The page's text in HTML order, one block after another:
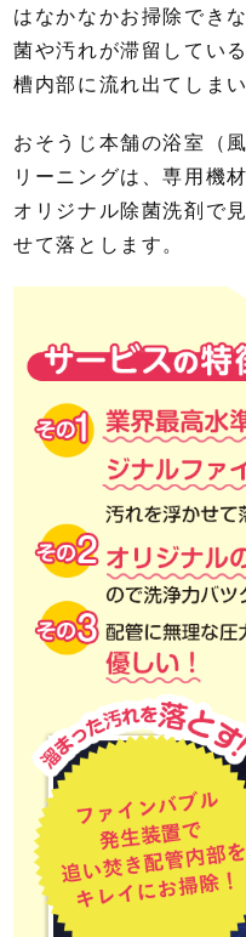
はなかなかお掃除でき
菌や汚れが滞留してい
槽内部に流れ出てしまい
おそうじ本舗の浴室（
リーニングは、専用機
オリジナル除菌洗剤で
せて落とします。